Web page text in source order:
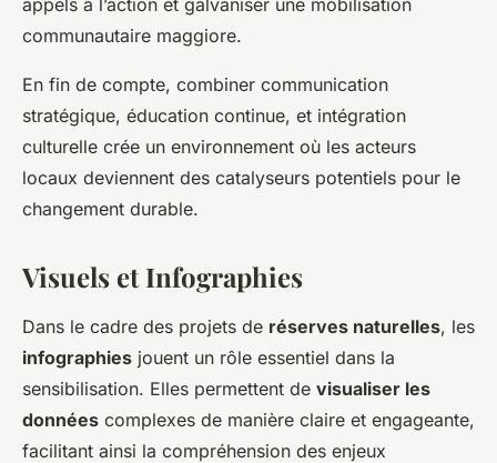
appels à l’action et galvaniser une mobilisation
communautaire maggiore.
En fin de compte, combiner communication
stratégique, éducation continue, et intégration
culturelle crée un environnement où les acteurs
locaux deviennent des catalyseurs potentiels pour le
changement durable.
Visuels et Infographies
Dans le cadre des projets de réserves naturelles, les
infographies jouent un rôle essentiel dans la
sensibilisation. Elles permettent de visualiser les
données complexes de manière claire et engageante,
facilitant ainsi la compréhension des enjeux